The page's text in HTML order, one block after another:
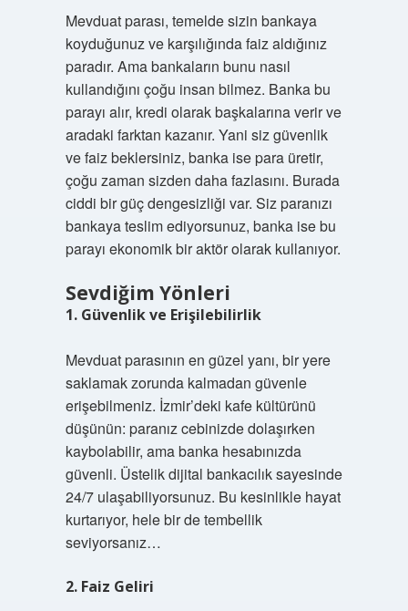
Mevduat parası, temelde sizin bankaya
koyduğunuz ve karşılığında faiz aldığınız
paradır. Ama bankaların bunu nasıl
kullandığını çoğu insan bilmez. Banka bu
parayı alır, kredi olarak başkalarına verir ve
aradaki farktan kazanır. Yani siz güvenlik
ve faiz beklersiniz, banka ise para üretir,
çoğu zaman sizden daha fazlasını. Burada
ciddi bir güç dengesizliği var. Siz paranızı
bankaya teslim ediyorsunuz, banka ise bu
parayı ekonomik bir aktör olarak kullanıyor.
Sevdiğim Yönleri
1. Güvenlik ve Erişilebilirlik
Mevduat parasının en güzel yanı, bir yere
saklamak zorunda kalmadan güvenle
erişebilmeniz. İzmir’deki kafe kültürünü
düşünün: paranız cebinizde dolaşırken
kaybolabilir, ama banka hesabınızda
güvenli. Üstelik dijital bankacılık sayesinde
24/7 ulaşabiliyorsunuz. Bu kesinlikle hayat
kurtarıyor, hele bir de tembellik
seviyorsanız…
2. Faiz Geliri